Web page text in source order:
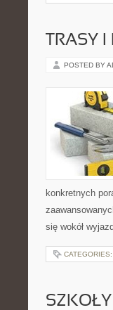
TRASY
POSTED BY
konkretnych
się wokół
CATEGORIES: